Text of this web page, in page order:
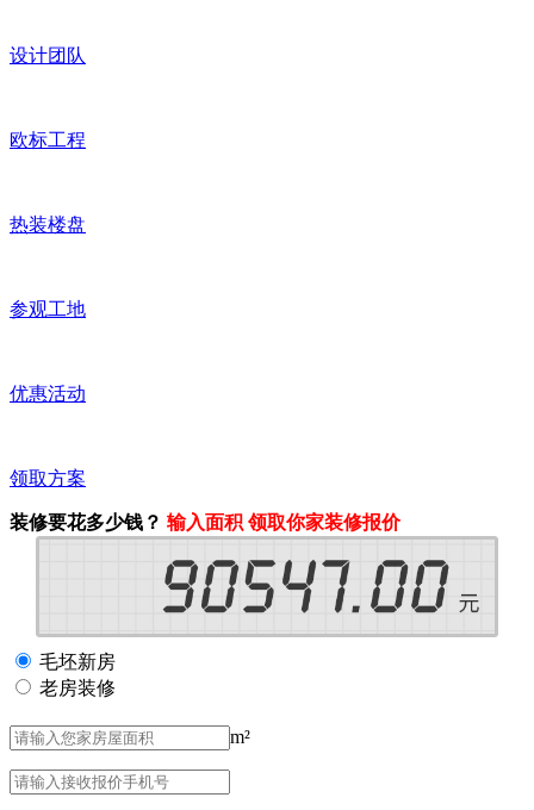
设计团队
欧标工程
热装楼盘
参观工地
优惠活动
领取方案
装修要花多少钱？ 输入面积 领取你家装修报价
毛坯新房
老房装修
m²